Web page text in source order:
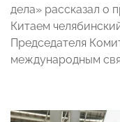
дела» рассказал о
Китаем
Председателя
международным